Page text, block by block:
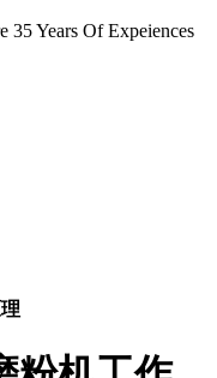
35 Years Of Expeiences